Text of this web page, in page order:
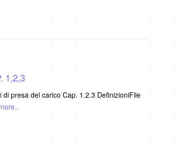
1,2,3
presa del carico Cap. 1.2.3 DefinizioniFile